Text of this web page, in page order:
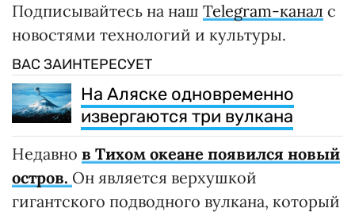
Подписывайтесь на наш Telegram-канал с
новостями технологий и культуры.
ВАС ЗАИНТЕРЕСУЕТ
На Аляске одновременно
извергаются три вулкана
Недавно в Тихом океане появился новый
остров. Он является верхушкой
гигантского подводного вулкана, который